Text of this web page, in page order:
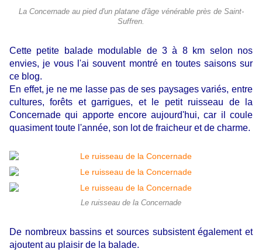
La Concernade au pied d'un platane d'âge vénérable près de Saint-
Suffren.
Cette petite balade modulable de 3 à 8 km selon nos
envies, je vous l'ai souvent montré en toutes saisons sur
ce blog.
En effet, je ne me lasse pas de ses paysages variés, entre
cultures, forêts et garrigues, et le petit ruisseau de la
Concernade qui apporte encore aujourd'hui, car il coule
quasiment toute l'année, son lot de fraicheur et de charme.
Le ruisseau de la Concernade
De nombreux bassins et sources subsistent également et
ajoutent au plaisir de la balade.